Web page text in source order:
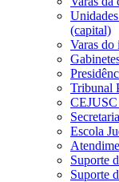
(capital)
Varas do
Tribunal
Escola
Suporte
Suporte